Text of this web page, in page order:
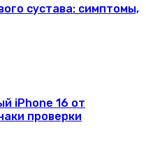
сустава: симптомы,
iPhone 16 от
проверки